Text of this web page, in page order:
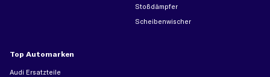
Stoßdämpfer
Scheibenwischer
Top Automarken
Audi Ersatzteile